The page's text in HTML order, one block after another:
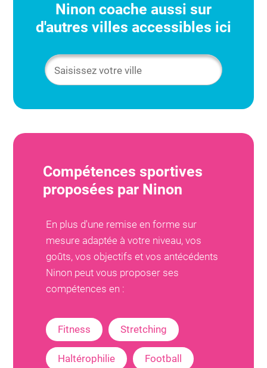
Ninon coache aussi sur
d'autres villes accessibles ici
Compétences sportives
proposées par Ninon
En plus d'une remise en forme sur
mesure adaptée à votre niveau, vos
goûts, vos objectifs et vos antécédents
Ninon peut vous proposer ses
compétences en :
Fitness Stretching
Haltérophilie Football